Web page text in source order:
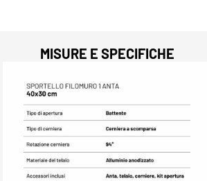
MISURE E SPECIFICHE